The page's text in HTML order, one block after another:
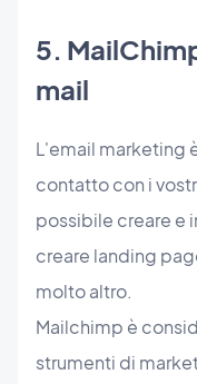
5.
mail
L'email marketing
contatto con i
possibile creare e
creare landing
molto altro.
Mailchimp è
strumenti di